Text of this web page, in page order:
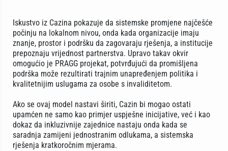
Iskustvo iz Cazina pokazuje da sistemske promjene najčešće
počinju na lokalnom nivou, onda kada organizacije imaju
znanje, prostor i podršku da zagovaraju rješenja, a institucije
prepoznaju vrijednost partnerstva. Upravo takav okvir
omogućio je PRAGG projekat, potvrđujući da promišljena
podrška može rezultirati trajnim unapređenjem politika i
kvalitetnijim uslugama za osobe s invaliditetom.
Ako se ovaj model nastavi širiti, Cazin bi mogao ostati
upamćen ne samo kao primjer uspješne inicijative, već i kao
dokaz da inkluzivnije zajednice nastaju onda kada se
saradnja zamijeni jednostranim odlukama, a sistemska
rješenja kratkoročnim mjerama.